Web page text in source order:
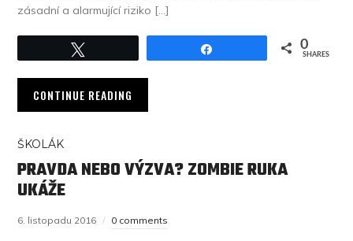
zásadní a alarmující riziko […]
0
SHARES
CONTINUE READING
ŠKOLÁK
PRAVDA NEBO VÝZVA? ZOMBIE RUKA
UKÁŽE
6. listopadu 2016 0 comments